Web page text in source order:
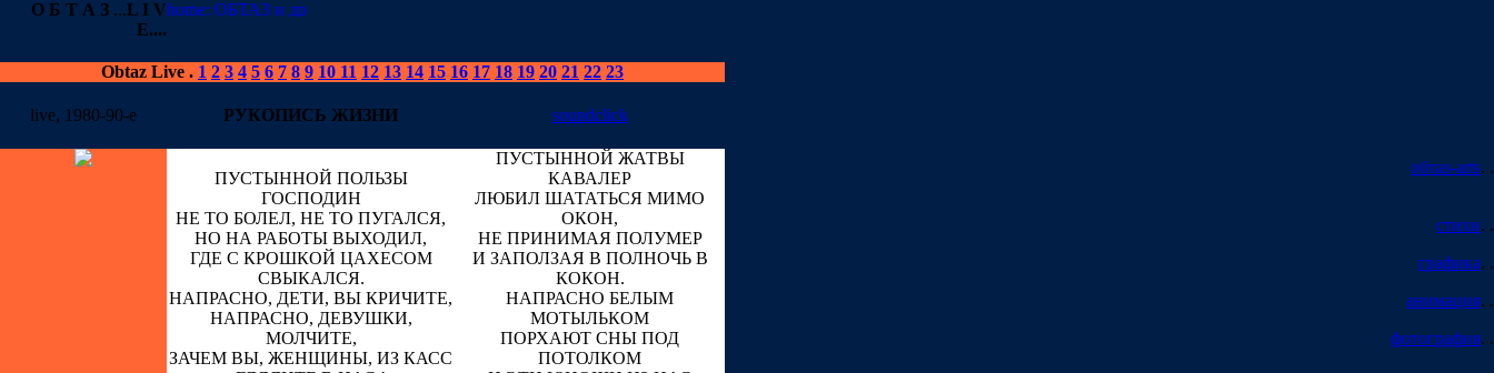
О Б Т А З ...L I V
E....
Obtaz Live . 1 2 3 4 5 6 7 8 9 10 11 12 13 14 15 16 17 18 19 20 21 22 23
live, 1980-90-е РУКОПИСЬ ЖИЗНИ soundclick
ПУСТЫННОЙ ПОЛЬЗЫ
ГОСПОДИН
НЕ ТО БОЛЕЛ, НЕ ТО ПУГАЛСЯ,
НО НА РАБОТЫ ВЫХОДИЛ,
ГДЕ С КРОШКОЙ ЦАХЕСОМ
СВЫКАЛСЯ.
НАПРАСНО, ДЕТИ, ВЫ КРИЧИТЕ,
НАПРАСНО, ДЕВУШКИ,
МОЛЧИТЕ,
ЗАЧЕМ ВЫ, ЖЕНЩИНЫ, ИЗ КАСС
ПУСТЫННОЙ ЖАТВЫ
КАВАЛЕР
ЛЮБИЛ ШАТАТЬСЯ МИМО
ОКОН,
НЕ ПРИНИМАЯ ПОЛУМЕР
И ЗАПОЛЗАЯ В ПОЛНОЧЬ В
КОКОН.
НАПРАСНО БЕЛЫМ
МОТЫЛЬКОМ
ПОРХАЮТ СНЫ ПОД
ПОТОЛКОМ
обтаз-arts. .
стихи. .
графика. .
анимация. .
фотография. .